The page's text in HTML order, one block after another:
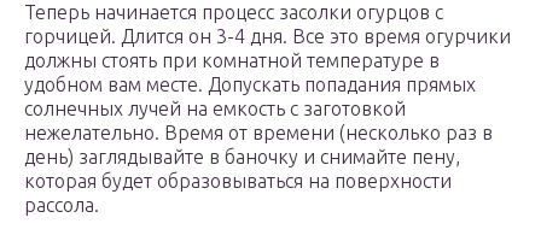
Теперь начинается процесс засолки огурцов с
горчицей. Длится он 3-4 дня. Все это время огурчики
должны стоять при комнатной температуре в
удобном вам месте. Допускать попадания прямых
солнечных лучей на емкость с заготовкой
нежелательно. Время от времени (несколько раз в
день) заглядывайте в баночку и снимайте пену,
которая будет образовываться на поверхности
рассола.